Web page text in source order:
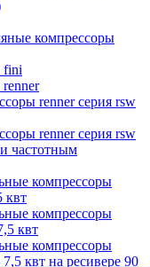
компрессоры
fini
renner серия rsw
renner серия rsw
частотным
компрессоры
квт
компрессоры
квт
компрессоры
квт на ресивере 90